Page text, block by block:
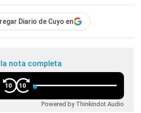
Diario de Cuyo en
nota completa
10 10
Powered by Thinkindot Audio